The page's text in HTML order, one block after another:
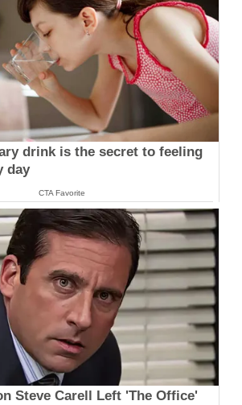
drink is the secret to feeling
day
CTA Favorite
Steve Carell Left 'The Office'